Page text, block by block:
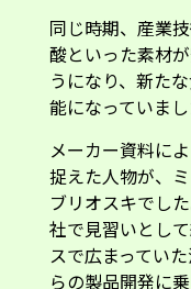
同じ時期、産業
酸といった素材
うになり、新た
能になっていまし
メーカー資料に
捉えた人物が、
ブリオスキでし
社で見習いとし
スで広まってい
らの製品開発に